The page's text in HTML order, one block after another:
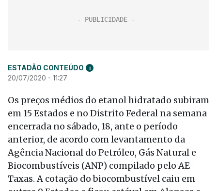
ESTADÃO CONTEÚDO i
20/07/2020 - 11:27
Os preços médios do etanol hidratado subiram
em 15 Estados e no Distrito Federal na semana
encerrada no sábado, 18, ante o período
anterior, de acordo com levantamento da
Agência Nacional do Petróleo, Gás Natural e
Biocombustíveis (ANP) compilado pelo AE-
Taxas. A cotação do biocombustível caiu em